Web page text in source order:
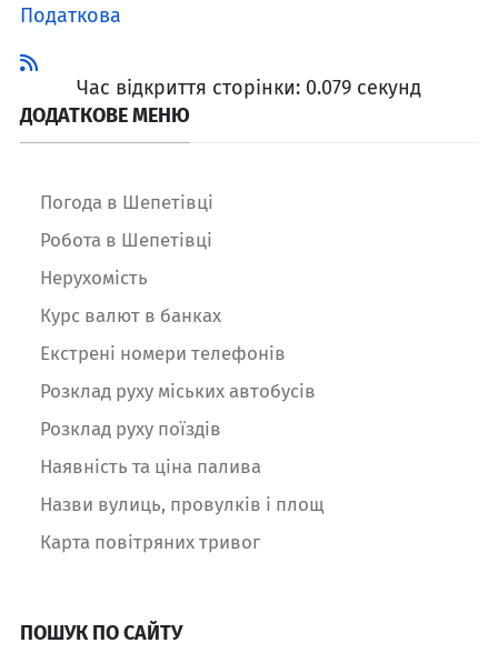
Податкова
Час відкриття сторінки: 0.079 секунд
ДОДАТКОВЕ МЕНЮ
Погода в Шепетівці
Робота в Шепетівці
Нерухомість
Курс валют в банках
Екстрені номери телефонів
Розклад руху міських автобусів
Розклад руху поїздів
Наявність та ціна палива
Назви вулиць, провулків і площ
Карта повітряних тривог
ПОШУК ПО САЙТУ